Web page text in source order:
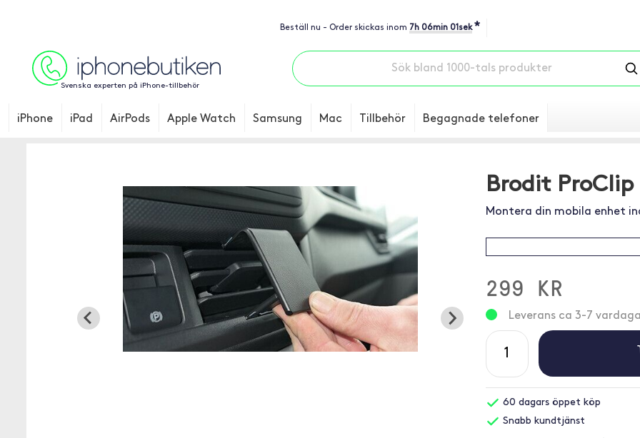
Beställ nu - Order skickas inom 7h 06min 00sek *
Svenska experten på iPhone-tillbehör
iPhone iPad AirPods Apple Watch Samsung Mac Tillbehör Begagnade telefoner
Brodit ProClip
Montera din mobila enhet
299 KR
Leverans ca 3-7
60 dagars öppet köp
Snabb kundtjänst